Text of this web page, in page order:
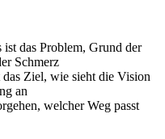
das Problem, Grund der
Schmerz
Ziel, wie sieht die Vision
an
welcher Weg passt